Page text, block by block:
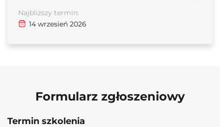
Najbliższy termin:
14 wrzesień 2026
Formularz zgłoszeniowy
Termin szkolenia